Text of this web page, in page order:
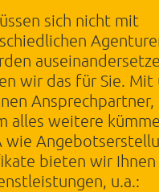
Powered by BreezingForms
sich nicht mit
wir das für Sie. Mit
alles weitere
wie
bieten wir Ihnen
u.a.: